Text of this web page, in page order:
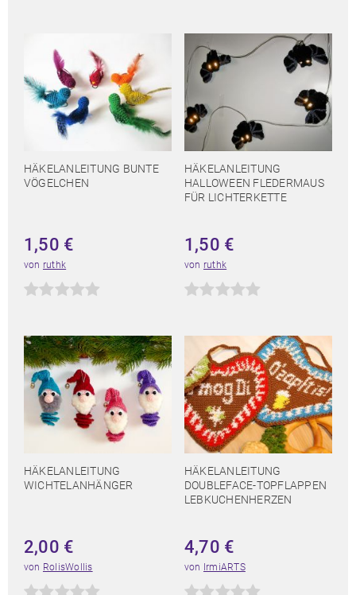
HÄKELANLEITUNG BUNTE
VÖGELCHEN
1,50 €
von ruthk
HÄKELANLEITUNG
HALLOWEEN FLEDERMAUS
FÜR LICHTERKETTE
1,50 €
von ruthk
HÄKELANLEITUNG
WICHTELANHÄNGER
2,00 €
von RolisWollis
HÄKELANLEITUNG
DOUBLEFACE-TOPFLAPPEN
LEBKUCHENHERZEN
4,70 €
von IrmiARTS